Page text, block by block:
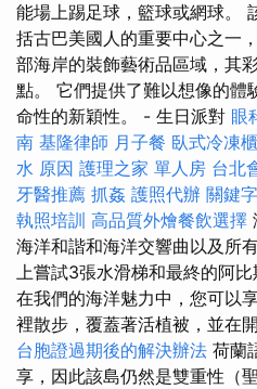
能場上踢足球，籃球或網球。
括古巴美國人的重要中心之一
部海岸的裝飾藝術品區域，其
點。 它們提供了難以想像的體
命性的新穎性。 - 生日派對 眼
南 基隆律師 月子餐 臥式冷凍櫃
水 原因 護理之家 單人房 台北
牙醫推薦 抓姦 護照代辦 關鍵字
執照培訓 高品質外燴餐飲選擇
海洋和諧和海洋交響曲以及所
上嘗試3張水滑梯和最終的阿比
在我們的海洋魅力中，您可以
裡散步，覆蓋著活植被，並在
台胞證過期後的解決辦法 荷蘭
享，因此該島仍然是雙重性（